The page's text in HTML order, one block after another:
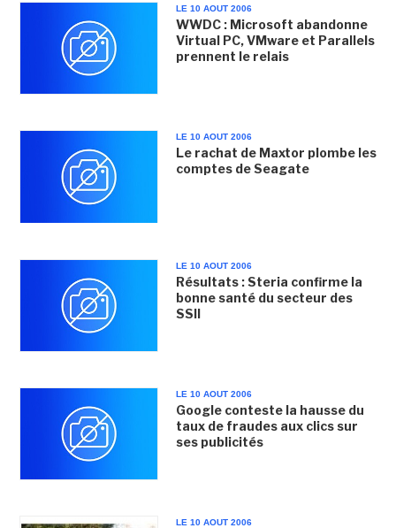
LE 10 AOUT 2006
WWDC : Microsoft abandonne
Virtual PC, VMware et Parallels
prennent le relais
LE 10 AOUT 2006
Le rachat de Maxtor plombe les
comptes de Seagate
LE 10 AOUT 2006
Résultats : Steria confirme la
bonne santé du secteur des
SSII
LE 10 AOUT 2006
Google conteste la hausse du
taux de fraudes aux clics sur
ses publicités
LE 10 AOUT 2006